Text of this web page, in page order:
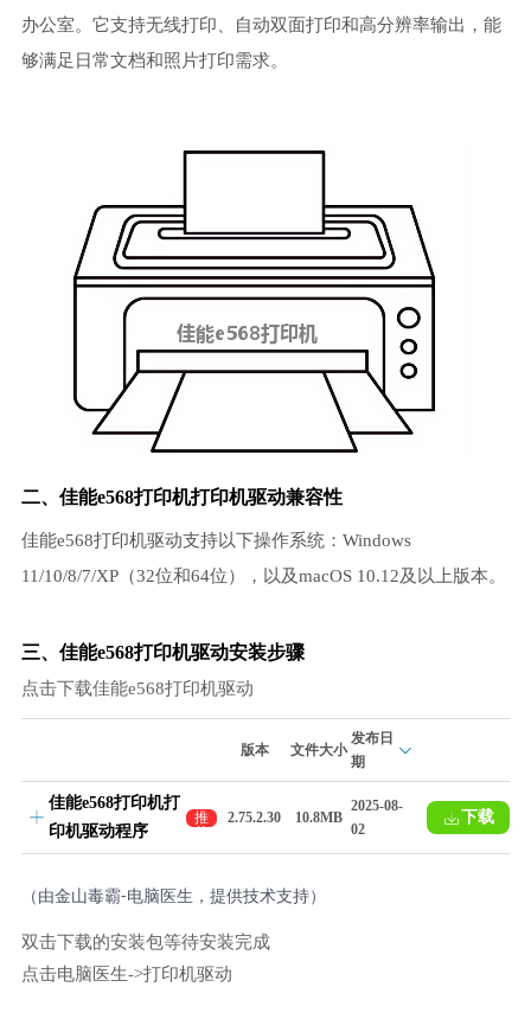
办公室。它支持无线打印、自动双面打印和高分辨率输出，能
够满足日常文档和照片打印需求。
二、佳能e568打印机打印机驱动兼容性
佳能e568打印机驱动支持以下操作系统：Windows
11/10/8/7/XP（32位和64位），以及macOS 10.12及以上版本。
三、佳能e568打印机驱动安装步骤
点击下载佳能e568打印机驱动
版本 文件大小
发布日
期
佳能e568打印机打
印机驱动程序
推
荐
2.75.2.30 10.8MB
2025-08-
02
下载
（由金山毒霸-电脑医生，提供技术支持）
双击下载的安装包等待安装完成
点击电脑医生->打印机驱动